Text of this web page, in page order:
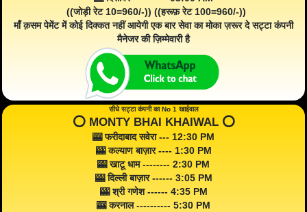
((जोड़ी रेट 10=960/-)) ((हरूफ़ रेट 100=960/-))
माँ क़सम पेमेंट में कोई दिक्कत नहीं आयेगी एक बार सेवा का मोका ज़रूर दे सट्टा कंपनी
मैनेजर की ज़िम्मेवारी है
सीधे सट्टा कंपनी का No 1 खाईवाल
⭕️ MONTY BHAI KHAIWAL ⭕️
🎰 फरीदाबाद सवेरा --- 12:30 PM
🎰 कल्याण बाज़ार ---- 1:30 PM
🎰 खाटू धाम -------- 2:30 PM
🎰 दिल्ली बाज़ार ------ 3:05 PM
🎰 श्री गणेश ------ 4:35 PM
🎰 करनाल ---------- 5:30 PM